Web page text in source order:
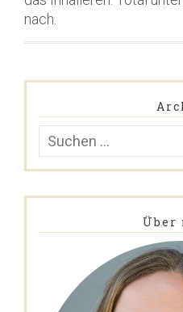
nach.
Über